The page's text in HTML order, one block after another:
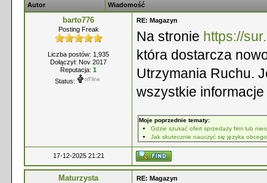
Autor Wiadomość
barto776
Posting Freak
Liczba postów: 1,935
Dołączył: Nov 2017
Reputacja: 1
Status:
RE: Magazyn
Na stronie https://
która dostarcza
Utrzymania Ruchu.
wszystkie
Moje poprzednie tematy:
Gdzie szukać ofert sprzedaży firm lub
Jak skutecznie nauczyć się języka
17-12-2025 21:21
Maturzysta RE: Magazyn